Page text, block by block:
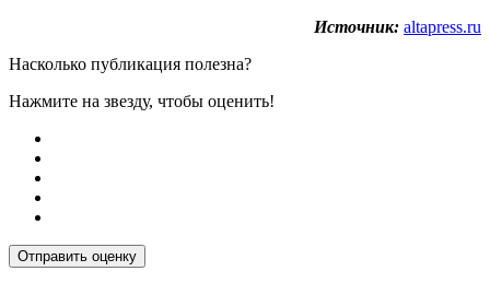
Источник: altapress.ru
Насколько публикация полезна?
Нажмите на звезду, чтобы оценить!
Отправить оценку